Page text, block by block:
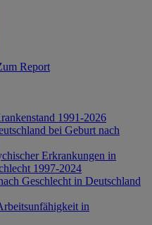
Report
1991-2026
bei Geburt nach
Erkrankungen in
1997-2024
Geschlecht in Deutschland
in